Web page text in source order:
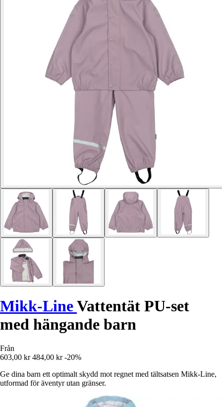
Mikk-LineVattentät PU-set
med hängande barn
Från
603,00 kr 484,00 kr -20%
Ge dina barn ett optimalt skydd mot regnet med tältsatsen Mikk-Line,
utformad för äventyr utan gränser.